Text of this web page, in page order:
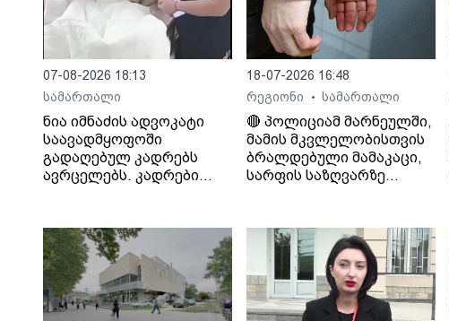
07-08-2026 18:13
სამართალი
ნია იმნაძის ადვოკატი
საავადმყოფოში
გადაღებულ კადრებს
ავრცელებს. კადრები
არასრულწლოვანი
გოგონა შეუძლოდ გახდა
და კლინიკაში
გადაიყვანეს.
18-07-2026 16:48
რეგიონი
• სამართალი
🔴 პოლიციამ მარნეულში,
მამის მკვლელობისთვის
ბრალდებული მამაკაცი,
სარფის საზღვარზე